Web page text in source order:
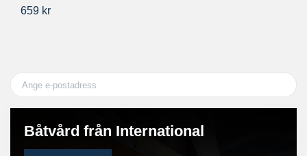
Båtvård från International
659 kr